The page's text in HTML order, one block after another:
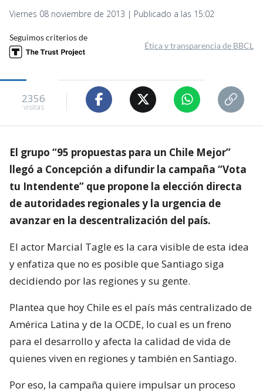
Viernes 08 noviembre de 2013 | Publicado a las 15:02
Seguimos criterios de
Ética y transparencia de BBCL
2356
visitas
El grupo “95 propuestas para un Chile Mejor”
llegó a Concepción a difundir la campaña “Vota
tu Intendente” que propone la elección directa
de autoridades regionales y la urgencia de
avanzar en la descentralización del país.
El actor Marcial Tagle es la cara visible de esta idea
y enfatiza que no es posible que Santiago siga
decidiendo por las regiones y su gente.
Plantea que hoy Chile es el país más centralizado de
América Latina y de la OCDE, lo cual es un freno
para el desarrollo y afecta la calidad de vida de
quienes viven en regiones y también en Santiago.
Por eso, la campaña quiere impulsar un proceso